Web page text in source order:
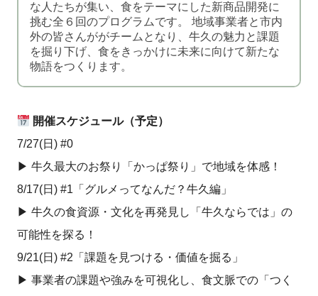
な人たちが集い、食をテーマにした新商品開発に
挑む全６回のプログラムです。 地域事業者と市内
外の皆さんががチームとなり、牛久の魅力と課題
を掘り下げ、食をきっかけに未来に向けて新たな
物語をつくります。
開催スケジュール（予定）
7/27(日) #0
▶︎ 牛久最大のお祭り「かっぱ祭り」で地域を体感！
8/17(日) #1「グルメってなんだ？牛久編」
▶︎ 牛久の食資源・文化を再発見し「牛久ならでは」の
可能性を探る！
9/21(日) #2「課題を見つける・価値を掘る」
▶︎ 事業者の課題や強みを可視化し、食文脈での「つく